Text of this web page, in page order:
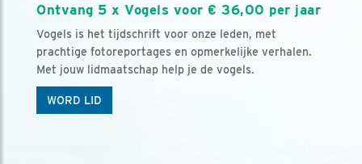
Ontvang 5 x Vogels voor € 36,00 per jaar
Vogels is het tijdschrift voor onze leden, met
prachtige fotoreportages en opmerkelijke verhalen.
Met jouw lidmaatschap help je de vogels.
WORD LID